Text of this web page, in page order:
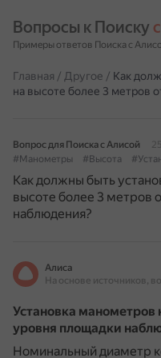
Вопросы к Поиску
Примеры ответов Поиска с
Главная / Другое / Как
на высоте более 3 метров
Вопрос для Поиска с Алисой
#Манометры
#Высота
Как должны быть
высоте более 3 метров
наблюдения?
Алиса
Установка манометров
уровня площадки
Номинальный диаметр